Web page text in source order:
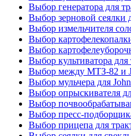
Выбор генератора для
Выбор зерновой сеялки
Выбор измельчителя
Выбор
Выбор
Выбор культиватора для
Выбор между МТЗ-82 и
Выбор мульчера для
Выбор опрыскивателя
Выбор
Выбор пресс-
Выбор прицепа для